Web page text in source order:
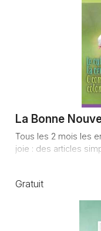
La Bonne
Tous les 2 mois les
joie : des articles
Gratuit